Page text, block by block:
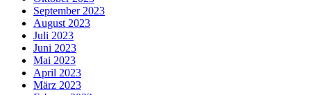
September 2023
August 2023
Juli 2023
Juni 2023
Mai 2023
April 2023
März 2023